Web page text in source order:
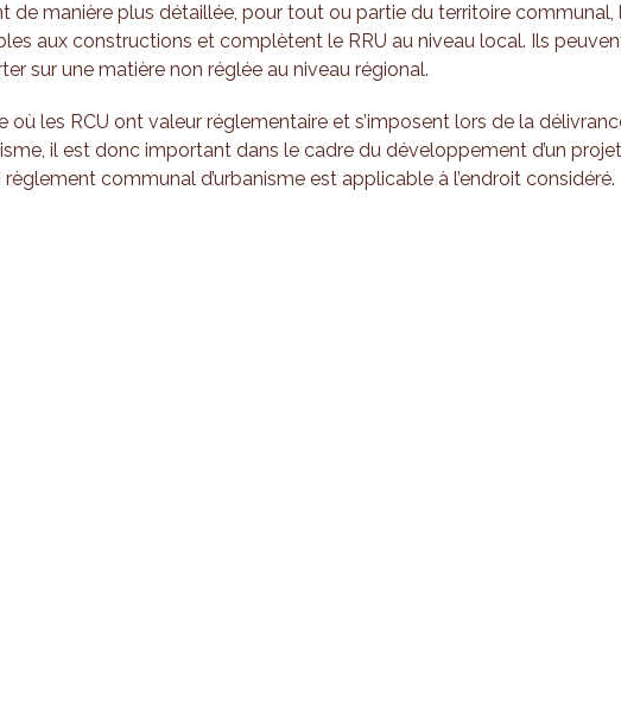
de manière plus détaillée, pour tout ou partie du territoire communal,
aux constructions et complètent le RRU au niveau local. Ils
sur une matière non réglée au niveau régional.
où les RCU ont valeur réglementaire et s’imposent lors de la
il est donc important dans le cadre du développement d’un projet
règlement communal d’urbanisme est applicable à l’endroit considéré.